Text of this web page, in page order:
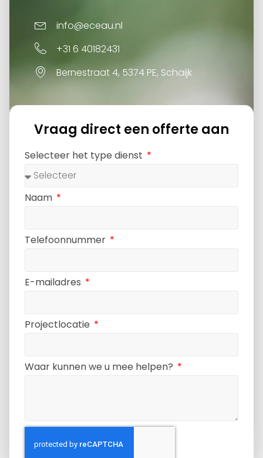
info@eceau.nl
+31 6 40182431
Bernestraat 4, 5374 PE, Schaijk
Vraag direct een offerte aan
Selecteer het type dienst
Naam
Telefoonnummer
E-mailadres
Projectlocatie
Waar kunnen we u mee helpen?